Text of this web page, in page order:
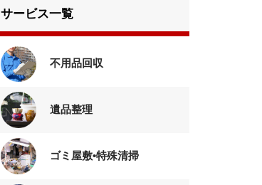
サービス一覧
不用品回収
遺品整理
ゴミ屋敷•特殊清掃